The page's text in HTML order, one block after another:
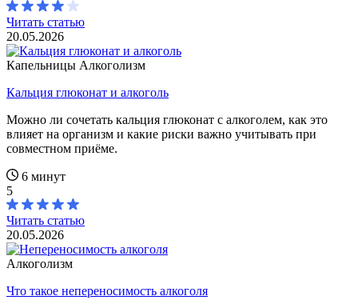
Читать статью
20.05.2026
Капельницы Алкоголизм
Кальция глюконат и алкоголь
Можно ли сочетать кальция глюконат с алкоголем, как это
влияет на организм и какие риски важно учитывать при
совместном приёме.
6 минут
5
Читать статью
20.05.2026
Алкоголизм
Что такое непереносимость алкоголя